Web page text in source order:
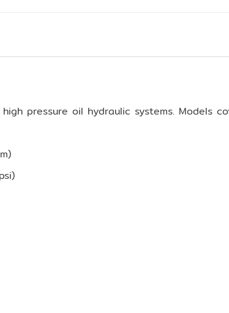
pressure oil hydraulic systems. Models